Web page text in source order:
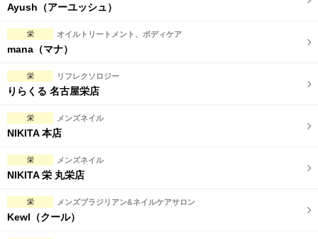
Ayush（アーユッシュ）
栄 オイルトリートメント、ボディケア
mana（マナ）
栄 リフレクソロジー
りらくる 名古屋栄店
栄 メンズネイル
NIKITA 本店
栄 メンズネイル
NIKITA 栄 丸栄店
栄 メンズブラジリアン&ネイルケアサロン
Kewl（クール）